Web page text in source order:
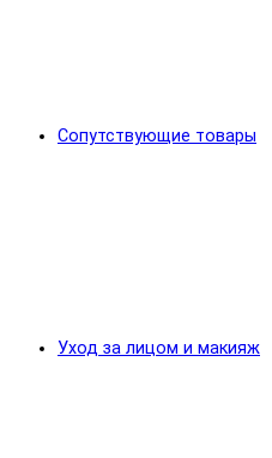
Сопутствующие товары
Уход за лицом и макияж